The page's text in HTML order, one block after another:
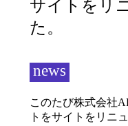
サイトをリ
た。
news
このたび株式会社
トをサイトをリニ